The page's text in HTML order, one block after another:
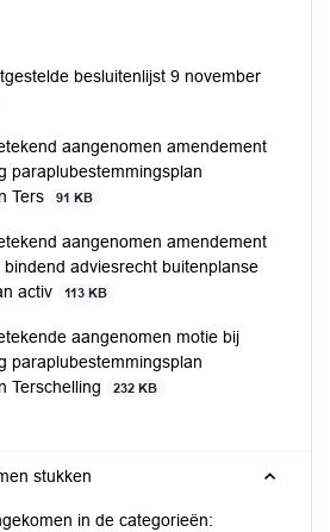
besluitenlijst 9 november
aangenomen amendement
paraplubestemmingsplan
Ters
91 KB
aangenomen amendement
bindend adviesrecht buitenplanse
activ
113 KB
aangenomen motie bij
paraplubestemmingsplan
Terschelling
232 KB
stukken
in de categorieën: